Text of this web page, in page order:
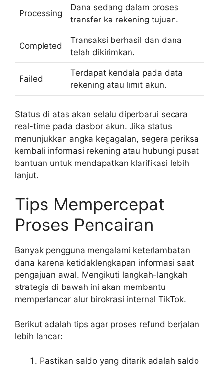
Processing
Dana sedang dalam proses
transfer ke rekening tujuan.
Completed
Transaksi berhasil dan dana
telah dikirimkan.
Failed
Terdapat kendala pada data
rekening atau limit akun.
Status di atas akan selalu diperbarui secara
real-time pada dasbor akun. Jika status
menunjukkan angka kegagalan, segera periksa
kembali informasi rekening atau hubungi pusat
bantuan untuk mendapatkan klarifikasi lebih
lanjut.
Tips Mempercepat
Proses Pencairan
Banyak pengguna mengalami keterlambatan
dana karena ketidaklengkapan informasi saat
pengajuan awal. Mengikuti langkah-langkah
strategis di bawah ini akan membantu
memperlancar alur birokrasi internal TikTok.
Berikut adalah tips agar proses refund berjalan
lebih lancar:
Pastikan saldo yang ditarik adalah saldo